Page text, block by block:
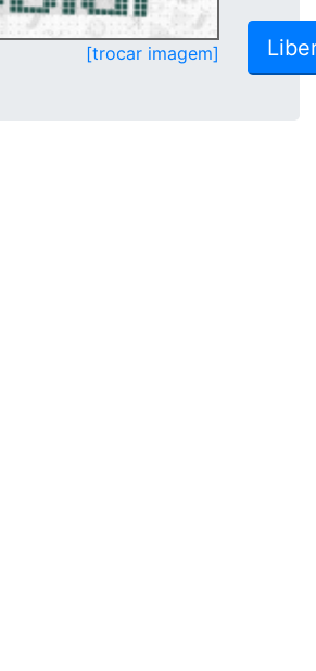
[trocar imagem]